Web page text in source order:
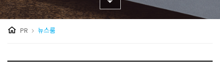
PR 뉴스룸